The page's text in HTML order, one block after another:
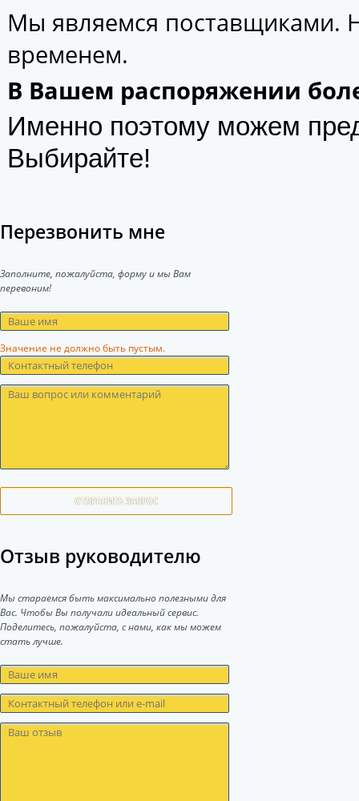
Мы являемся поставщиками.
временем.
В Вашем распоряжении
Именно поэтому можем
Выбирайте!
Перезвонить мне
Заполните, пожалуйста, форму и мы Вам
перевоним!
Значение не должно быть пустым.
ОТПРАВИТЬ ЗАПРОС
Отзыв руководителю
Мы стараемся быть максимально полезными для
Вас. Чтобы Вы получали идеальный сервис.
Поделитесь, пожалуйста, с нами, как мы можем
стать лучше.